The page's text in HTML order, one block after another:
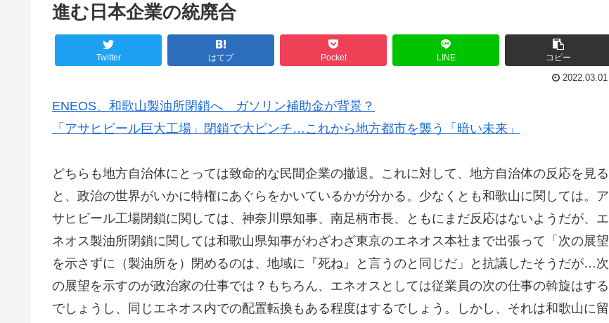
進む日本企業の統廃合
Twitter はてブ Pocket LINE コピー
2022.03.01
ENEOS、和歌山製油所閉鎖へ ガソリン補助金が背景？
「アサヒビール巨大工場」閉鎖で大ピンチ…これから地方都市を襲う「暗い未来」
どちらも地方自治体にとっては致命的な民間企業の撤退。これに対して、地方自治体の反応を見る
と、政治の世界がいかに特権にあぐらをかいているかが分かる。少なくとも和歌山に関しては。ア
サヒビール工場閉鎖に関しては、神奈川県知事、南足柄市長、ともにまだ反応はないようだが、エ
ネオス製油所閉鎖に関しては和歌山県知事がわざわざ東京のエネオス本社まで出張って「次の展望
を示さずに（製油所を）閉めるのは、地域に『死ね』と言うのと同じだ」と抗議したそうだが…次
の展望を示すのが政治家の仕事では？もちろん、エネオスとしては従業員の次の仕事の斡旋はする
でしょうし、同じエネオス内での配置転換もある程度はするでしょう。しかし、それは和歌山に留